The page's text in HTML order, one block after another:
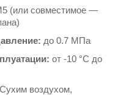
(или совместимое —
до 0.7 МПа
от -10 °C до
Сухим воздухом,